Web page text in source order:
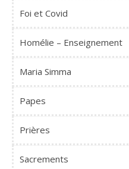
Foi et Covid
Homélie – Enseignement
Maria Simma
Papes
Prières
Sacrements